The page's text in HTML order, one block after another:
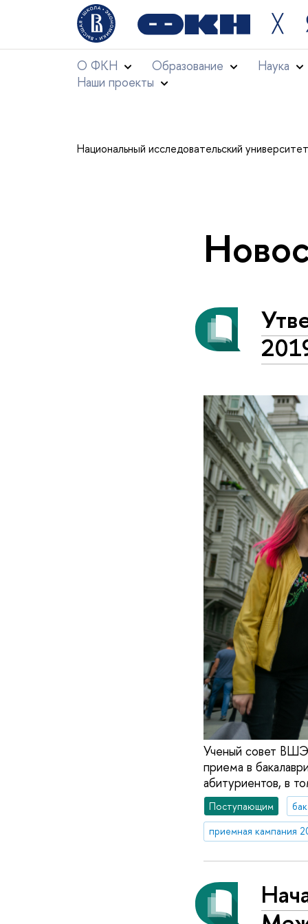
╳
О ФКН Образование
Наука
Наши проекты
Национальный исследовательский
Ученый совет ВШЭ
приема в
абитуриентов, в
Поступающим
приемная кампания